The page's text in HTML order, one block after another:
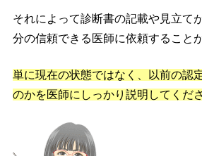
それによって診断書の記載や見立て
分の信頼できる医師に依頼すること
単に現在の状態ではなく、以前の認
のかを医師にしっかり説明してくださ